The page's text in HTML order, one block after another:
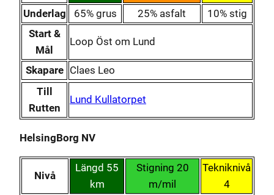
Underlag
65% grus 25% asfalt
10% stig
Start &
Mål
Loop Öst om Lund
Skapare Claes Leo
Till
Rutten
Lund Kullatorpet
HelsingBorg NV
Nivå
Längd 55
km
Stigning 20
m/mil
Tekniknivå
4